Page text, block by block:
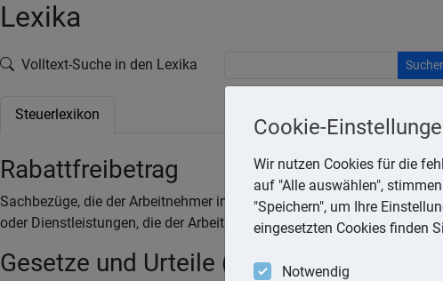
Lexika
Volltext-Suche in den Lexika
Steuerlexikon
Rabattfreibetrag
Sachbezüge, die der Arbeitnehmer im Rahmen seines
oder Dienstleistungen, die der Arbeitgeber nicht überwiegend für den
Gesetze und Urteile (Quellen)
Cookie-
Wir nutzen Cookies für die
auf "Alle auswählen",
"Speichern", um Ihre
eingesetzten Cookies finden
Notwendig